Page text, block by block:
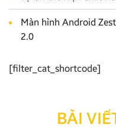
Màn hình Android
2.0
[filter_cat_shortcode]
BÀI